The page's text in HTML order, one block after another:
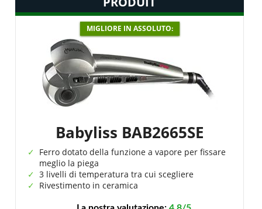
MIGLIORE IN ASSOLUTO:
Babyliss BAB2665SE
Ferro dotato della funzione a vapore per fissare
meglio la piega
3 livelli di temperatura tra cui scegliere
Rivestimento in ceramica